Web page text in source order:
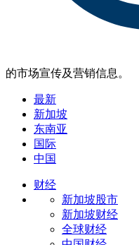
的市场宣传及营销信息。
最新
新加坡
东南亚
国际
中国
财经
新加坡股市
新加坡财经
全球财经